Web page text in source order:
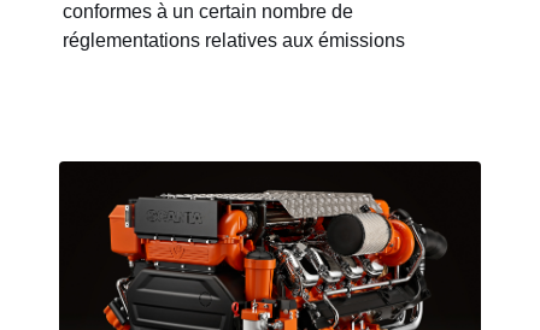
conformes à un certain nombre de
réglementations relatives aux émissions